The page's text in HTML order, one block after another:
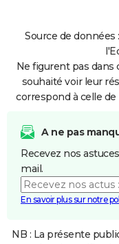
Source de
Ne figurent pas dans
souhaité voir leur
correspond à celle
A ne pas
Recevez nos
mail.
En savoir plus sur notre
NB : La présente